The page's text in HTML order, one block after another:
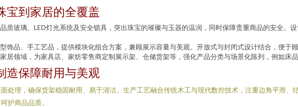
宝到家居的全覆盖
品质玻璃、LED灯光系统及安全锁具，突出珠宝的璀璨与玉器的温润，同时保障贵重商品的安全。
型饰品、手工艺品，提供模块化组合方案，兼顾展示容量与美观。开放式与封闭式设计结合，便于
家居领域，为家具店、家纺零售商定制展示架、仓储货架等，强化产品分类与场景化陈列，例如床
造保障耐用与美观
处理，确保货架稳固耐用、易于清洁。生产工艺融合传统木工与现代数控技术，注重边角平滑、
护商品品质。